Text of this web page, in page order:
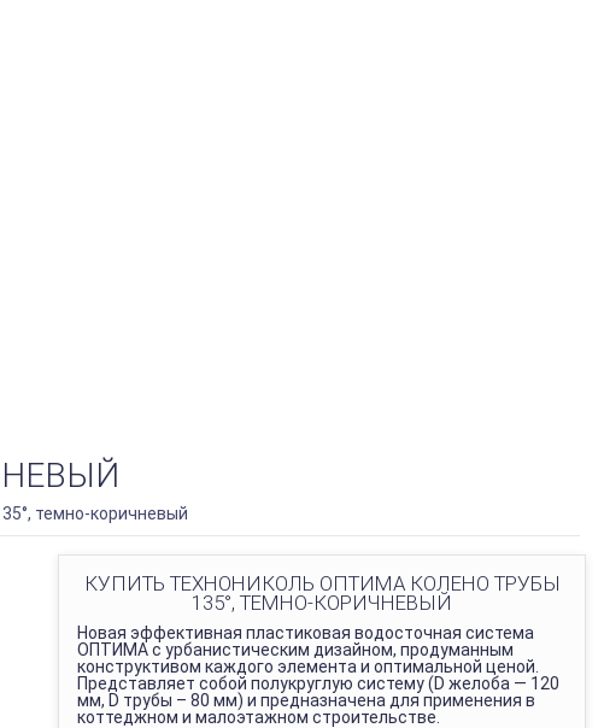
темно-коричневый
КУПИТЬ ТЕХНОНИКОЛЬ ОПТИМА КОЛЕНО ТРУБЫ
135°, ТЕМНО-КОРИЧНЕВЫЙ
Новая эффективная пластиковая водосточная система
ОПТИМА с урбанистическим дизайном, продуманным
конструктивом каждого элемента и оптимальной ценой.
Представляет собой полукруглую систему (D желоба — 120
мм, D трубы – 80 мм) и предназначена для применения в
коттеджном и малоэтажном строительстве.